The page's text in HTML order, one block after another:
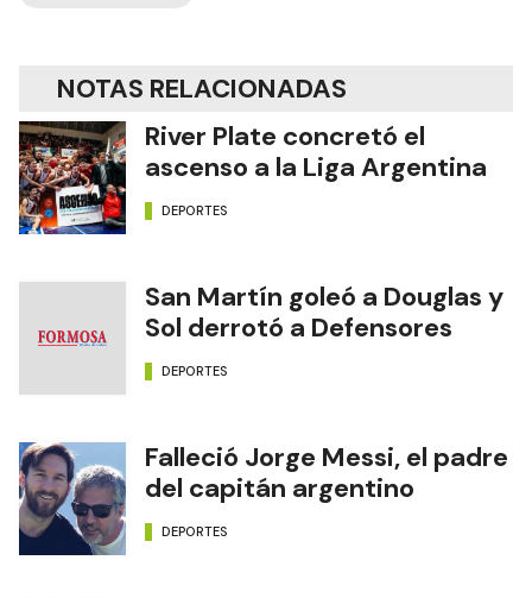
NOTAS RELACIONADAS
River Plate concretó el
ascenso a la Liga Argentina
DEPORTES
San Martín goleó a Douglas y
Sol derrotó a Defensores
DEPORTES
Falleció Jorge Messi, el padre
del capitán argentino
DEPORTES